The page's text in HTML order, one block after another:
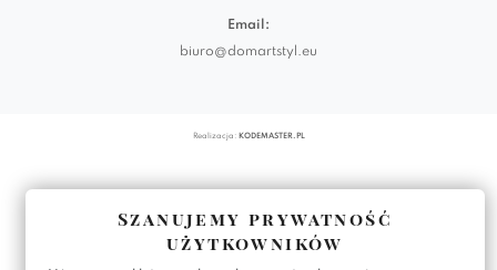
Email:
biuro@domartstyl.eu
Realizacja: KODEMASTER.PL
Szanujemy prywatność
użytkowników